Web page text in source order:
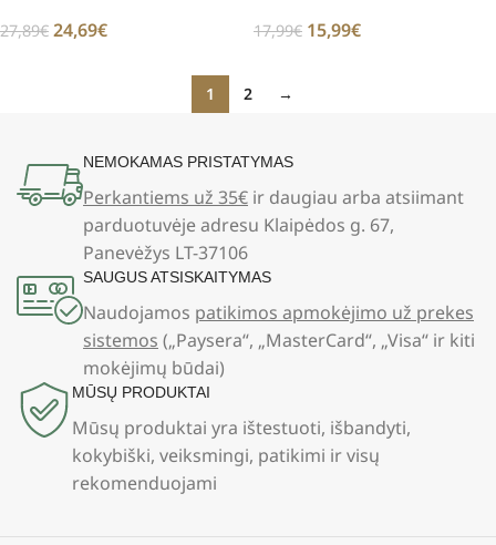
27,89€ 24,69€ 17,99€ 15,99€
1 2 →
NEMOKAMAS PRISTATYMAS
Perkantiems už 35€ ir daugiau arba atsiimant
parduotuvėje adresu Klaipėdos g. 67,
Panevėžys LT-37106
SAUGUS ATSISKAITYMAS
Naudojamos patikimos apmokėjimo už prekes
sistemos („Paysera“, „MasterCard“, „Visa“ ir kiti
mokėjimų būdai)
MŪSŲ PRODUKTAI
Mūsų produktai yra ištestuoti, išbandyti,
kokybiški, veiksmingi, patikimi ir visų
rekomenduojami